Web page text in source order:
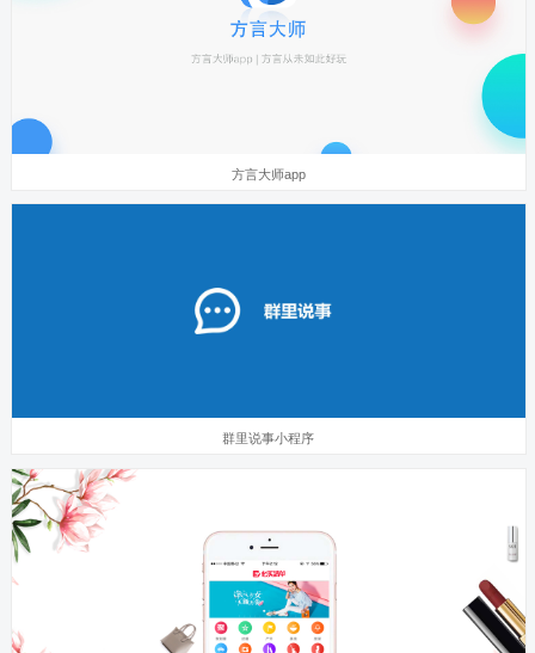
方言大师app
群里说事小程序